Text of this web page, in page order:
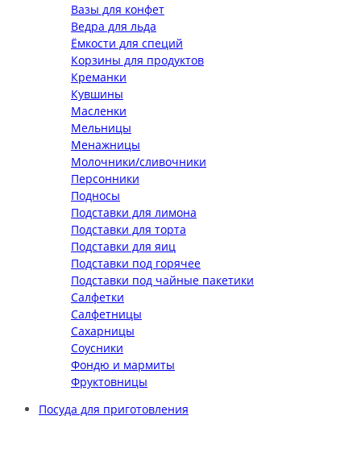
Вазы для конфет
Ведра для льда
Ёмкости для специй
Корзины для продуктов
Креманки
Кувшины
Масленки
Мельницы
Менажницы
Молочники/сливочники
Персонники
Подносы
Подставки для лимона
Подставки для торта
Подставки для яиц
Подставки под горячее
Подставки под чайные пакетики
Салфетки
Салфетницы
Сахарницы
Соусники
Фондю и мармиты
Фруктовницы
Посуда для приготовления